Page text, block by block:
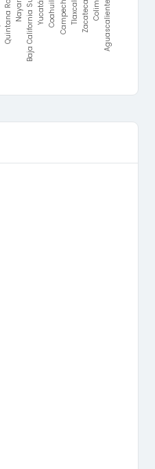
Quintana Roo NayaritBaja California SurYucatánCoahuilaCampecheTlaxcalaZacatecas Colima Aguascalientes